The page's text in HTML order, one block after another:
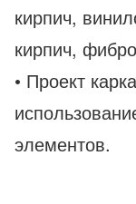
кирпич,
кирпич,
• Проект
элементов.